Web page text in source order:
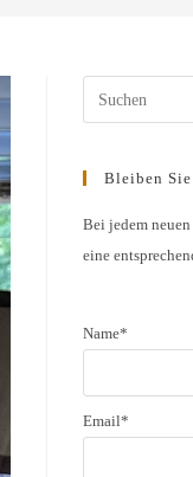
Bleiben
Bei jedem
eine
Name*
Email*